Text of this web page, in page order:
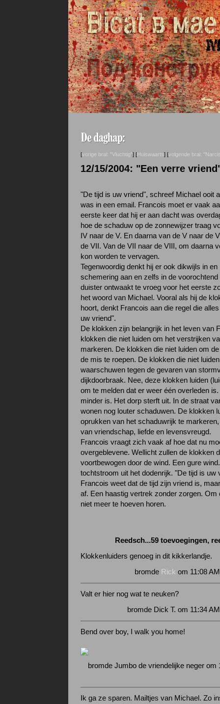
[vorige bral: "Vluchtig"] [Huiswaarts] [volgende bral:
12/15/2004: "Een verre
"De tijd is uw vriend", schreef Michael ooit
was in een email. Francois moet er vaak
eerste keer dat hij er aan dacht was
hoe de schaduw op de zonnewijzer traag
IV naar de V. En daarna van de V naar de
de VII. Van de VII naar de VIII, om daarna
kon worden te vervagen.
Tegenwoordig denkt hij er ook dikwijls in en
schemering aan en zelfs in de voorochtend
duister ontwaakt te vroeg voor het eerste
het woord van Michael. Vooral als hij de
hoort, denkt Francois aan die regel die
uw vriend".
De klokken zijn belangrijk in het leven van
klokken die niet luiden om het verstrijken
markeren. De klokken die niet luiden om
de mis te roepen. De klokken die niet
waarschuwen tegen de gevaren van
dijkdoorbraak. Nee, deze klokken luiden
om te melden dat er weer één overleden
minder is. Het dorp sterft uit. In de straat
wonen nog louter schaduwen. De klokken
oprukken van het schaduwrijk te
van vriendschap, liefde en levensvreugd.
Francois vraagt zich vaak af hoe dat nu
overgeblevene. Wellicht zullen de klokken
voortbewogen door de wind. Een gure
tochtstroom uit het dodenrijk. "De tijd is uw
Francois weet dat de tijd zijn vriend is,
af. Een haastig vertrek zonder zorgen. Om
niet meer te hoeven horen.
Reedsch...59 toevoegingen,
Klokkenluiders genoeg in dit kikkerlandje.
bromde Rick om 11:08
Valt er hier nog wat te neuken?
bromde Dick T. om 11:34
Bend over boy, I walk you home!
bromde Jumbo de vriendelijke neger om
Ik ga ze sparen. Mailtjes van Michael. Zo